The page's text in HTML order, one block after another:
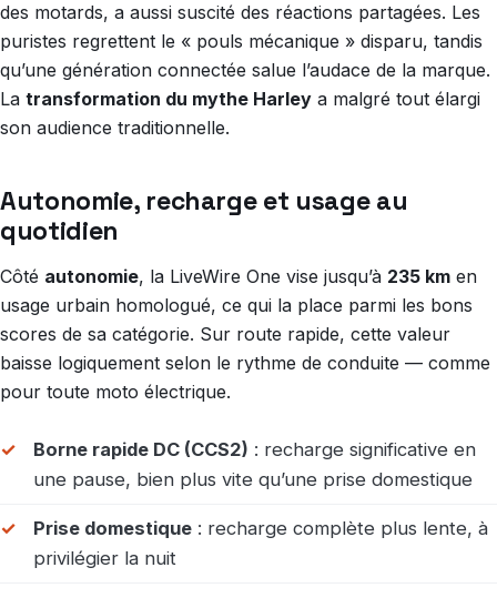
des motards, a aussi suscité des réactions partagées. Les
puristes regrettent le « pouls mécanique » disparu, tandis
qu’une génération connectée salue l’audace de la marque.
La transformation du mythe Harley a malgré tout élargi
son audience traditionnelle.
Autonomie, recharge et usage au
quotidien
Côté autonomie, la LiveWire One vise jusqu’à 235 km en
usage urbain homologué, ce qui la place parmi les bons
scores de sa catégorie. Sur route rapide, cette valeur
baisse logiquement selon le rythme de conduite — comme
pour toute moto électrique.
Borne rapide DC (CCS2) : recharge significative en
une pause, bien plus vite qu’une prise domestique
Prise domestique : recharge complète plus lente, à
privilégier la nuit